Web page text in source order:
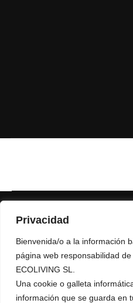
Privacidad
Bienvenida/o a la información
página web responsabilidad
ECOLIVING SL.
Una cookie o galleta
información que se guarda en
+ 34 967 16 04 64
AURUMRED@AURUMRED.COM